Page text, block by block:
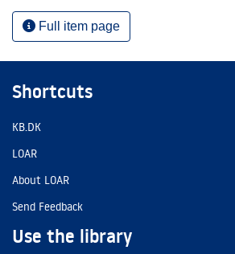
Full item page
Shortcuts
KB.DK
LOAR
About LOAR
Send Feedback
Use the library